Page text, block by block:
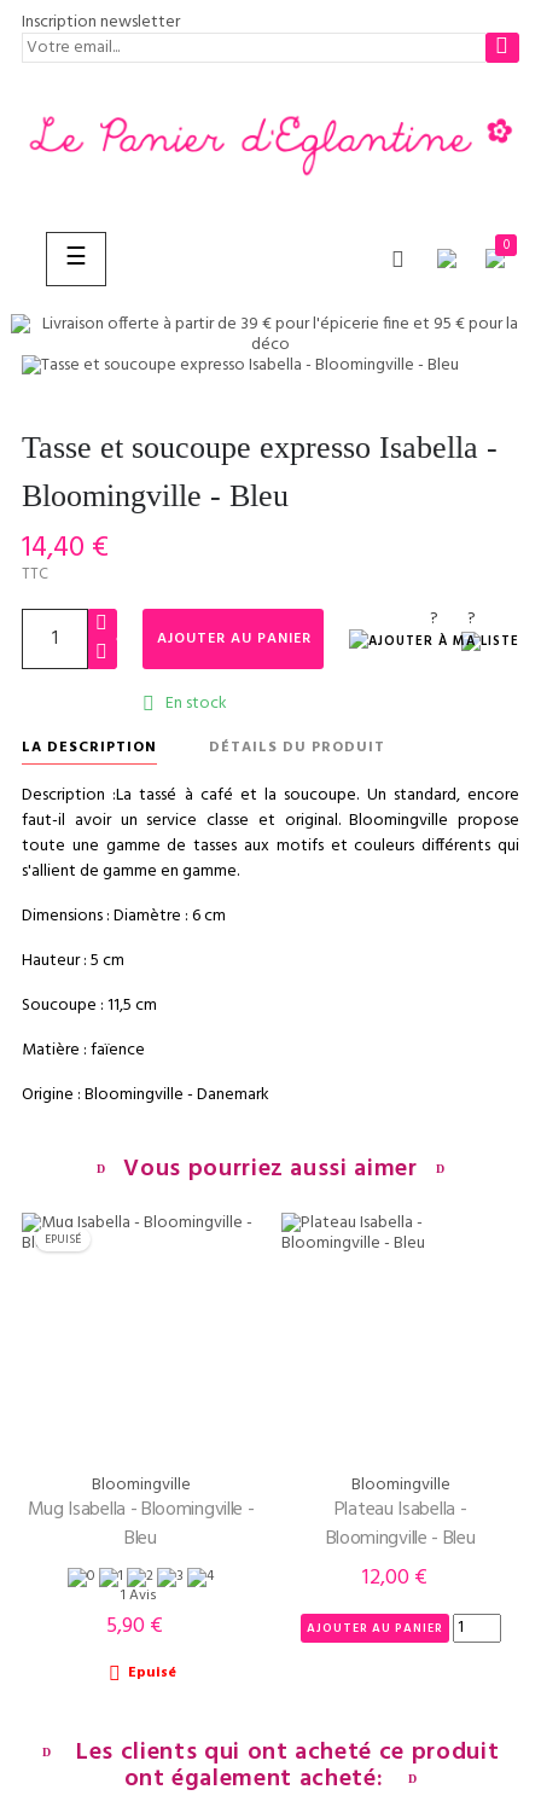
Inscription newsletter
Basculer
la
☰ 0
CHERCHER
Tasse et soucoupe expresso Isabella -
Bloomingville - Bleu
14,40 €
TTC
AJOUTER AU PANIER
?
?
 En stock
LA DESCRIPTION DÉTAILS DU PRODUIT
Description :La tassé à café et la soucoupe. Un standard, encore
faut-il avoir un service classe et original. Bloomingville propose
toute une gamme de tasses aux motifs et couleurs différents qui
s'allient de gamme en gamme.
Dimensions : Diamètre : 6 cm
Hauteur : 5 cm
Soucoupe : 11,5 cm
Matière : faïence
Origine : Bloomingville - Danemark
Vous pourriez aussi aimer
EPUISÉ
Bloomingville
Mug Isabella - Bloomingville -
Bleu
1 Avis
Prix
5,90 €
 Epuisé
Bloomingville
Plateau Isabella -
Bloomingville - Bleu
Prix
12,00 €
AJOUTER AU PANIER
Les clients qui ont acheté ce produit
ont également acheté: